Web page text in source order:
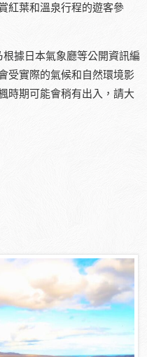
紅葉和溫泉行程的遊客參
根據日本氣象廳等公開資訊編
受實際的氣候和自然環境影
時期可能會稍有出入，請大